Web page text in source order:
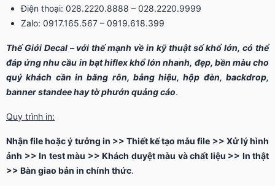
Điện thoại: 028.2220.8888 – 028.2220.9999
Zalo: 0917.165.567 – 0919.618.399
Thế Giới Decal – với thế mạnh về in kỹ thuật số khổ lớn, có thể
đáp ứng nhu cầu in bạt hiflex khổ lớn nhanh, đẹp, bền màu cho
quý khách cần in băng rôn, bảng hiệu, hộp đèn, backdrop,
banner standee hay tờ phướn quảng cáo.
Quy trình in:
Nhận file hoặc ý tưởng in >> Thiết kế tạo mẫu file >> Xử lý hình
ảnh >> In test màu >> Khách duyệt màu và chất liệu >> In thật
>> Bàn giao bản in chính thức.